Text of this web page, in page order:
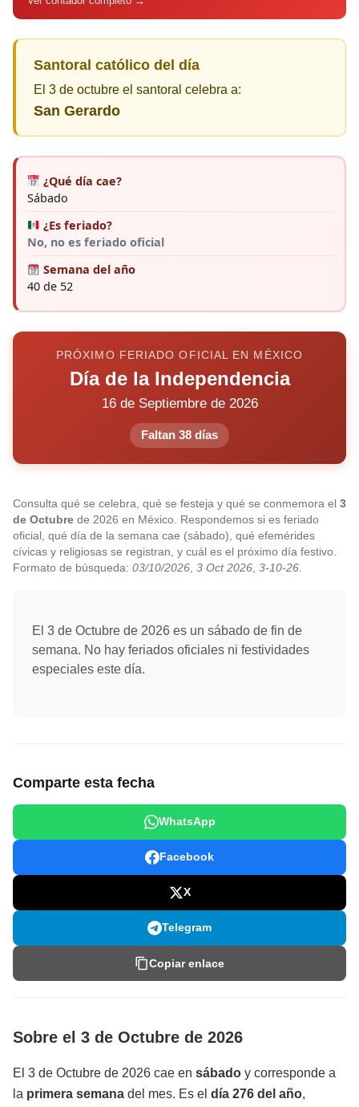
Santoral católico del día
El 3 de octubre el santoral celebra a:
San Gerardo
¿Qué día cae?
Sábado
¿Es feriado?
No, no es feriado oficial
Semana del año
40 de 52
PRÓXIMO FERIADO OFICIAL EN MÉXICO
Día de la Independencia
16 de Septiembre de 2026
Faltan 38 días
Consulta qué se celebra, qué se festeja y qué se conmemora el 3
de Octubre de 2026 en México. Respondemos si es feriado
oficial, qué día de la semana cae (sábado), qué efemérides
cívicas y religiosas se registran, y cuál es el próximo día festivo.
Formato de búsqueda: 03/10/2026, 3 Oct 2026, 3-10-26.
El 3 de Octubre de 2026 es un sábado de fin de
semana. No hay feriados oficiales ni festividades
especiales este día.
Comparte esta fecha
WhatsApp
Facebook
X
Telegram
Copiar enlace
Sobre el 3 de Octubre de 2026
El 3 de Octubre de 2026 cae en sábado y corresponde a
la primera semana del mes. Es el día 276 del año,